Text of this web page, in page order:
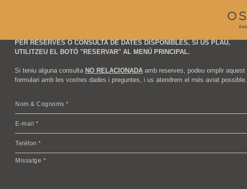
PER RESERVES O CONSULTA DE DATES DISPONIBLES, SI US PLAU,
UTILITZEU EL BOTÓ "RESERVAR" AL MENÚ PRINCIPAL.
Si teniu alguna consulta NO RELACIONADA amb reserves, podeu omplir aquest
formulari amb les vostres dades i preguntes, i us atendrem el més aviat possible.